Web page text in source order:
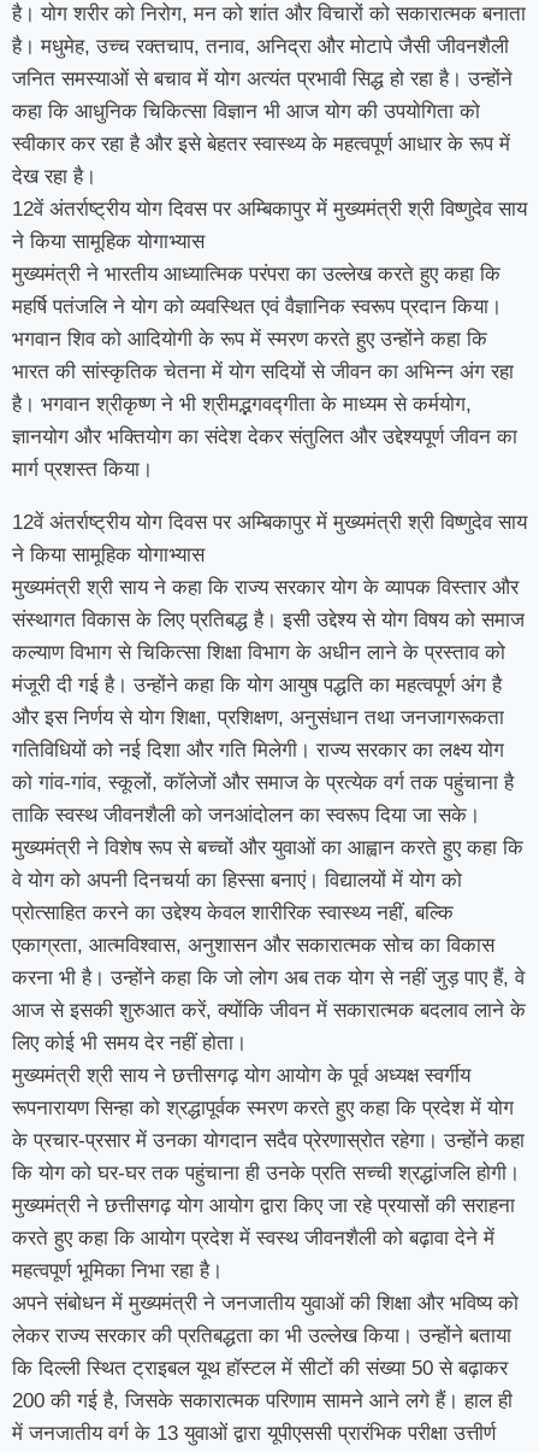
है। योग शरीर को निरोग, मन को शांत और विचारों को सकारात्मक बनाता
है। मधुमेह, उच्च रक्तचाप, तनाव, अनिद्रा और मोटापे जैसी जीवनशैली
जनित समस्याओं से बचाव में योग अत्यंत प्रभावी सिद्ध हो रहा है। उन्होंने
कहा कि आधुनिक चिकित्सा विज्ञान भी आज योग की उपयोगिता को
स्वीकार कर रहा है और इसे बेहतर स्वास्थ्य के महत्वपूर्ण आधार के रूप में
देख रहा है।
12वें अंतर्राष्ट्रीय योग दिवस पर अम्बिकापुर में मुख्यमंत्री श्री विष्णुदेव साय
ने किया सामूहिक योगाभ्यास
मुख्यमंत्री ने भारतीय आध्यात्मिक परंपरा का उल्लेख करते हुए कहा कि
महर्षि पतंजलि ने योग को व्यवस्थित एवं वैज्ञानिक स्वरूप प्रदान किया।
भगवान शिव को आदियोगी के रूप में स्मरण करते हुए उन्होंने कहा कि
भारत की सांस्कृतिक चेतना में योग सदियों से जीवन का अभिन्न अंग रहा
है। भगवान श्रीकृष्ण ने भी श्रीमद्भगवद्गीता के माध्यम से कर्मयोग,
ज्ञानयोग और भक्तियोग का संदेश देकर संतुलित और उद्देश्यपूर्ण जीवन का
मार्ग प्रशस्त किया।
12वें अंतर्राष्ट्रीय योग दिवस पर अम्बिकापुर में मुख्यमंत्री श्री विष्णुदेव साय
ने किया सामूहिक योगाभ्यास
मुख्यमंत्री श्री साय ने कहा कि राज्य सरकार योग के व्यापक विस्तार और
संस्थागत विकास के लिए प्रतिबद्ध है। इसी उद्देश्य से योग विषय को समाज
कल्याण विभाग से चिकित्सा शिक्षा विभाग के अधीन लाने के प्रस्ताव को
मंजूरी दी गई है। उन्होंने कहा कि योग आयुष पद्धति का महत्वपूर्ण अंग है
और इस निर्णय से योग शिक्षा, प्रशिक्षण, अनुसंधान तथा जनजागरूकता
गतिविधियों को नई दिशा और गति मिलेगी। राज्य सरकार का लक्ष्य योग
को गांव-गांव, स्कूलों, कॉलेजों और समाज के प्रत्येक वर्ग तक पहुंचाना है
ताकि स्वस्थ जीवनशैली को जनआंदोलन का स्वरूप दिया जा सके।
मुख्यमंत्री ने विशेष रूप से बच्चों और युवाओं का आह्वान करते हुए कहा कि
वे योग को अपनी दिनचर्या का हिस्सा बनाएं। विद्यालयों में योग को
प्रोत्साहित करने का उद्देश्य केवल शारीरिक स्वास्थ्य नहीं, बल्कि
एकाग्रता, आत्मविश्वास, अनुशासन और सकारात्मक सोच का विकास
करना भी है। उन्होंने कहा कि जो लोग अब तक योग से नहीं जुड़ पाए हैं, वे
आज से इसकी शुरुआत करें, क्योंकि जीवन में सकारात्मक बदलाव लाने के
लिए कोई भी समय देर नहीं होता।
मुख्यमंत्री श्री साय ने छत्तीसगढ़ योग आयोग के पूर्व अध्यक्ष स्वर्गीय
रूपनारायण सिन्हा को श्रद्धापूर्वक स्मरण करते हुए कहा कि प्रदेश में योग
के प्रचार-प्रसार में उनका योगदान सदैव प्रेरणास्रोत रहेगा। उन्होंने कहा
कि योग को घर-घर तक पहुंचाना ही उनके प्रति सच्ची श्रद्धांजलि होगी।
मुख्यमंत्री ने छत्तीसगढ़ योग आयोग द्वारा किए जा रहे प्रयासों की सराहना
करते हुए कहा कि आयोग प्रदेश में स्वस्थ जीवनशैली को बढ़ावा देने में
महत्वपूर्ण भूमिका निभा रहा है।
अपने संबोधन में मुख्यमंत्री ने जनजातीय युवाओं की शिक्षा और भविष्य को
लेकर राज्य सरकार की प्रतिबद्धता का भी उल्लेख किया। उन्होंने बताया
कि दिल्ली स्थित ट्राइबल यूथ हॉस्टल में सीटों की संख्या 50 से बढ़ाकर
200 की गई है, जिसके सकारात्मक परिणाम सामने आने लगे हैं। हाल ही
में जनजातीय वर्ग के 13 युवाओं द्वारा यूपीएससी प्रारंभिक परीक्षा उत्तीर्ण